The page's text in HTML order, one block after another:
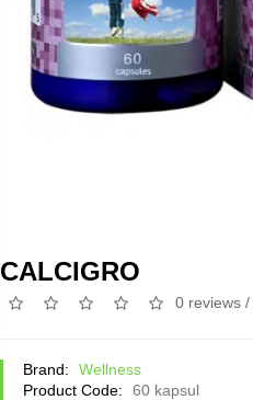
CALCIGRO
0 reviews /
Brand:
Wellness
Product Code:
60 kapsul